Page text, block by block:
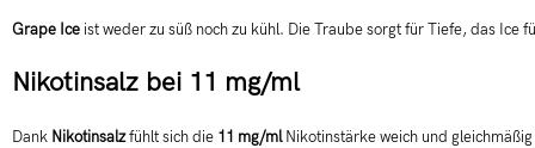
Grape Ice ist weder zu süß noch zu kühl. Die Traube sorgt für Tiefe, das Ice
Nikotinsalz bei 11 mg/ml
Dank Nikotinsalzfühlt sich die 11 mg/mlNikotinstärke weich und